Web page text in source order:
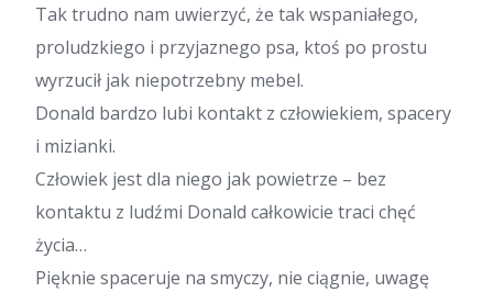
Tak trudno nam uwierzyć, że tak wspaniałego,
proludzkiego i przyjaznego psa, ktoś po prostu
wyrzucił jak niepotrzebny mebel.
Donald bardzo lubi kontakt z człowiekiem, spacery
i mizianki.
Człowiek jest dla niego jak powietrze – bez
kontaktu z ludźmi Donald całkowicie traci chęć
życia…
Pięknie spaceruje na smyczy, nie ciągnie, uwagę